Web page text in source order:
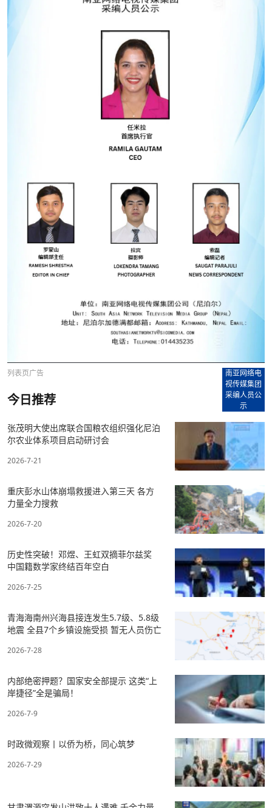
列表页广告
南亚网络电
视传媒集团
采编人员公
示
今日推荐
张茂明大使出席联合国粮农组织强化尼泊
尔农业体系项目启动研讨会
2026-7-21
重庆彭水山体崩塌救援进入第三天 各方
力量全力搜救
2026-7-20
历史性突破！邓煜、王虹双摘菲尔兹奖
中国籍数学家终结百年空白
2026-7-25
青海海南州兴海县接连发生5.7级、5.8级
地震 全县7个乡镇设施受损 暂无人员伤亡
2026-7-28
内部绝密押题？国家安全部提示 这类“上
岸捷径”全是骗局！
2026-7-9
时政微观察丨以侨为桥，同心筑梦
2026-7-29